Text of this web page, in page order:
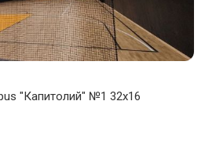
"Капитолий" №1 32x16